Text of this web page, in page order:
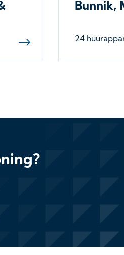
Bunnik,
24